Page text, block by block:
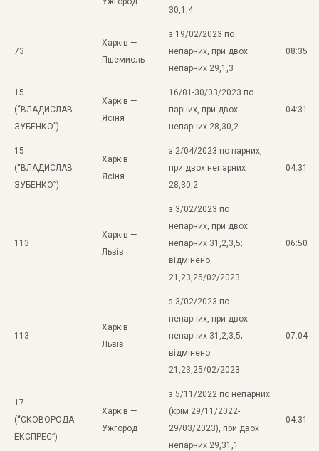
30,1,4
73
Харків —
Пшемисль
з 19/02/2023 по
непарних, при двох
непарних 29,1,3
08:35
15
(“ВЛАДИСЛАВ
ЗУБЕНКО”)
Харків —
Ясіня
16/01-30/03/2023 по
парних, при двох
непарних 28,30,2
04:31
15
(“ВЛАДИСЛАВ
ЗУБЕНКО”)
Харків —
Ясіня
з 2/04/2023 по парних,
при двох непарних
28,30,2
04:31
113
Харків —
Львів
з 3/02/2023 по
непарних, при двох
непарних 31,2,3,5;
відмінено
21,23,25/02/2023
06:50
113
Харків —
Львів
з 3/02/2023 по
непарних, при двох
непарних 31,2,3,5;
відмінено
21,23,25/02/2023
07:04
17
(“СКОВОРОДА
ЕКСПРЕС”)
Харків —
Ужгород
з 5/11/2022 по непарних
(крім 29/11/2022-
29/03/2023), при двох
непарних 29,31,1
04:31